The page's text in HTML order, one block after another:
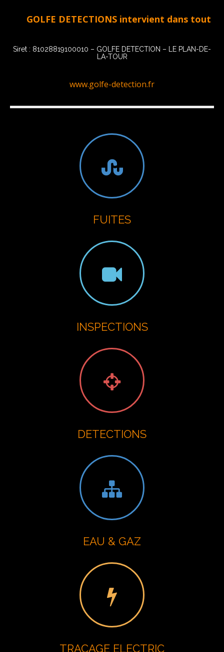
GOLFE DETECTIONS intervient dans tout le
Siret : 81028819100010 – GOLFE DETECTION – LE PLAN-DE-
LA-TOUR
www.golfe-detection.fr
FUITES
INSPECTIONS
DETECTIONS
EAU & GAZ
TRACAGE ELECTRIC